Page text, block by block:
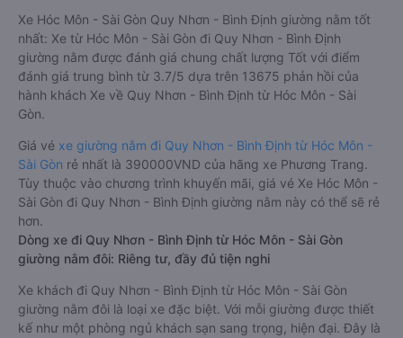
Xe Hóc Môn - Sài Gòn Quy Nhơn - Bình Định giường nằm tốt
nhất: Xe từ Hóc Môn - Sài Gòn đi Quy Nhơn - Bình Định
giường nằm được đánh giá chung chất lượng Tốt với điểm
đánh giá trung bình từ 3.7/5 dựa trên 13675 phản hồi của
hành khách Xe về Quy Nhơn - Bình Định từ Hóc Môn - Sài
Gòn.
Giá vé xe giường nằm đi Quy Nhơn - Bình Định từ Hóc Môn -
Sài Gòn rẻ nhất là 390000VND của hãng xe Phương Trang.
Tùy thuộc vào chương trình khuyến mãi, giá vé Xe Hóc Môn -
Sài Gòn đi Quy Nhơn - Bình Định giường nằm này có thể sẽ rẻ
hơn.
Dòng xe đi Quy Nhơn - Bình Định từ Hóc Môn - Sài Gòn
giường nằm đôi: Riêng tư, đầy đủ tiện nghi
Xe khách đi Quy Nhơn - Bình Định từ Hóc Môn - Sài Gòn
giường nằm đôi là loại xe đặc biệt. Với mỗi giường được thiết
kế như một phòng ngủ khách sạn sang trọng, hiện đại. Đây là